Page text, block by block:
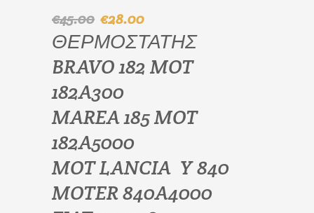
€45.00 Original
price
was:
€45.00.
€28.00Η
τρέχουσα
τιμή
είναι:
ΘΕΡΜΟΣΤΑΤΗΣ
BRAVO 182 MOT
182A300
MAREA 185 MOT
182A5000
MOT LANCIA Y 840
MOTER 840A4000